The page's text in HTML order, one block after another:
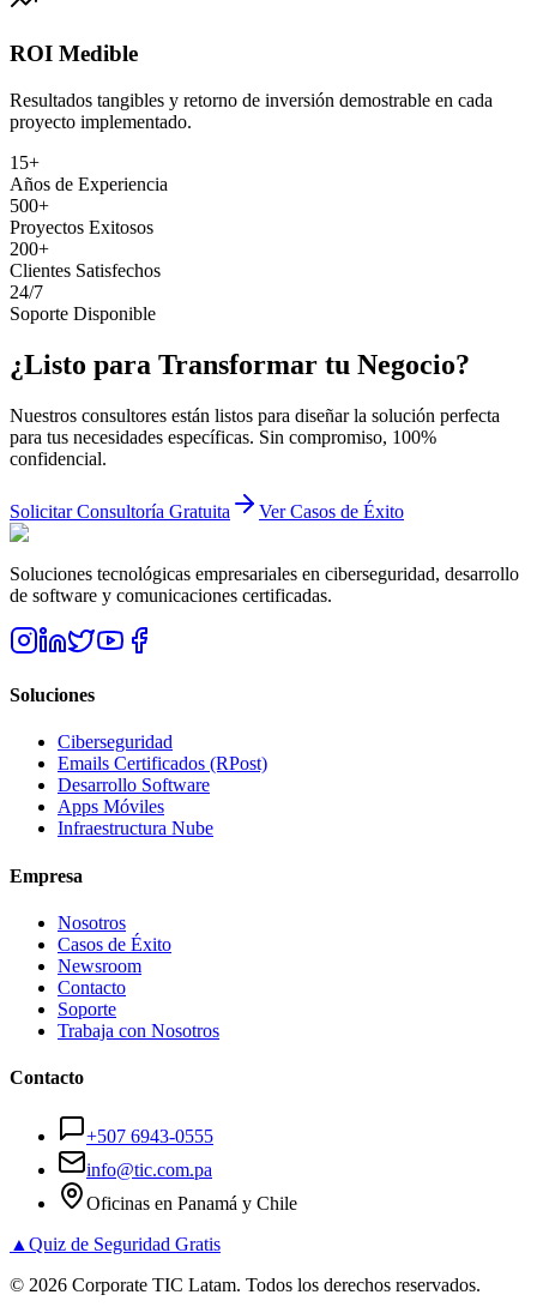
ROI Medible
Resultados tangibles y retorno de inversión demostrable en cada
proyecto implementado.
15+
Años de Experiencia
500+
Proyectos Exitosos
200+
Clientes Satisfechos
24/7
Soporte Disponible
¿Listo para Transformar tu Negocio?
Nuestros consultores están listos para diseñar la solución perfecta
para tus necesidades específicas. Sin compromiso, 100%
confidencial.
Solicitar Consultoría Gratuita Ver Casos de Éxito
Soluciones tecnológicas empresariales en ciberseguridad, desarrollo
de software y comunicaciones certificadas.
Soluciones
Ciberseguridad
Emails Certificados (RPost)
Desarrollo Software
Apps Móviles
Infraestructura Nube
Empresa
Nosotros
Casos de Éxito
Newsroom
Contacto
Soporte
Trabaja con Nosotros
Contacto
+507 6943-0555
info@tic.com.pa
Oficinas en Panamá y Chile
▲ Quiz de Seguridad Gratis
© 2026 Corporate TIC Latam. Todos los derechos reservados.